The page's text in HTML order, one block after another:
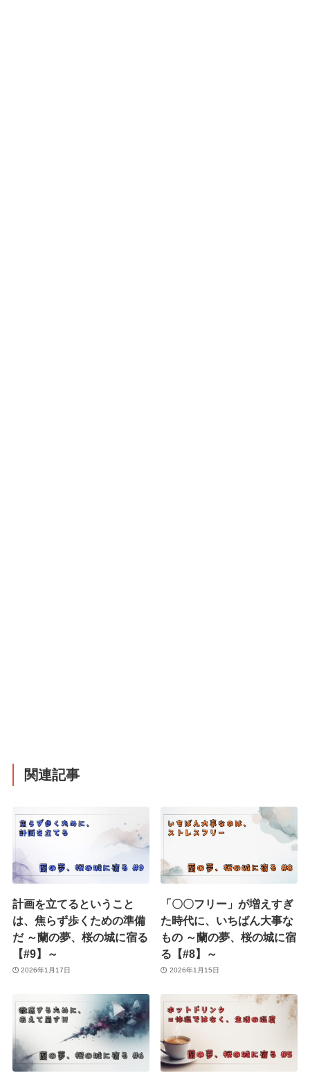
関連記事
計画を立てるということ
は、焦らず歩くための準備
だ ～蘭の夢、桜の城に宿る
【#9】～
2026年1月17日
「〇〇フリー」が増えすぎ
た時代に、いちばん大事な
もの ～蘭の夢、桜の城に宿
る【#8】～
2026年1月15日